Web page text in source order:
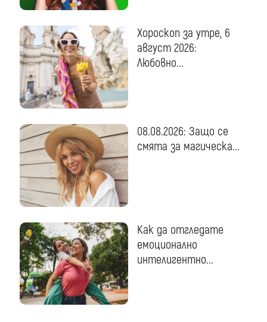
Хороскоп за утре, 6
август 2026:
Любовно...
08.08.2026: Защо се
смята за магическа...
Как да отгледате
емоционално
интелигентно...